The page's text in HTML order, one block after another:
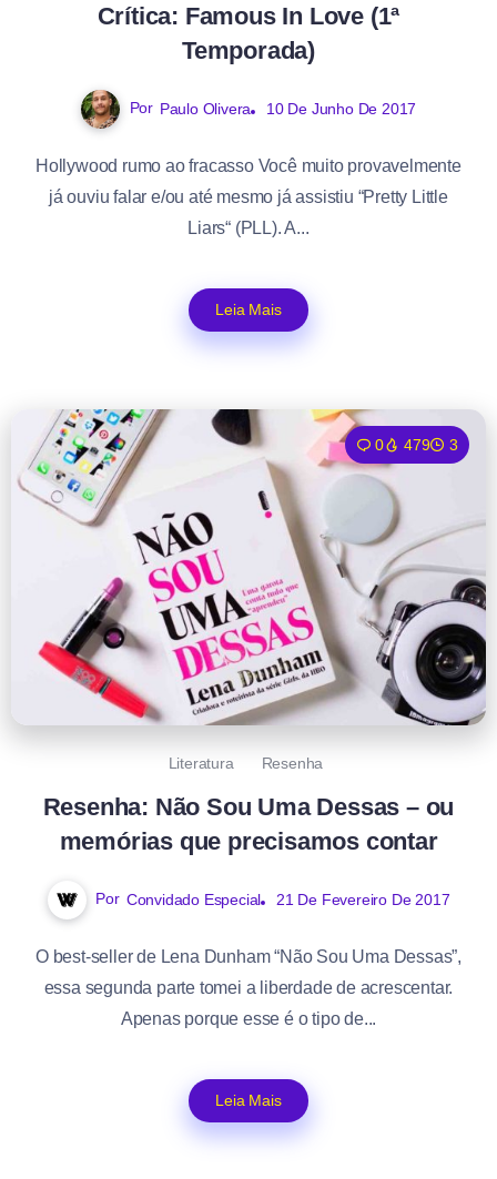
Crítica: Famous In Love (1ª
Temporada)
Por Paulo Olivera 10 De Junho De 2017
Hollywood rumo ao fracasso Você muito provavelmente
já ouviu falar e/ou até mesmo já assistiu “Pretty Little
Liars“ (PLL). A...
Leia Mais
0 479 3
Literatura Resenha
Resenha: Não Sou Uma Dessas – ou
memórias que precisamos contar
Por Convidado Especial 21 De Fevereiro De 2017
O best-seller de Lena Dunham “Não Sou Uma Dessas”,
essa segunda parte tomei a liberdade de acrescentar.
Apenas porque esse é o tipo de...
Leia Mais